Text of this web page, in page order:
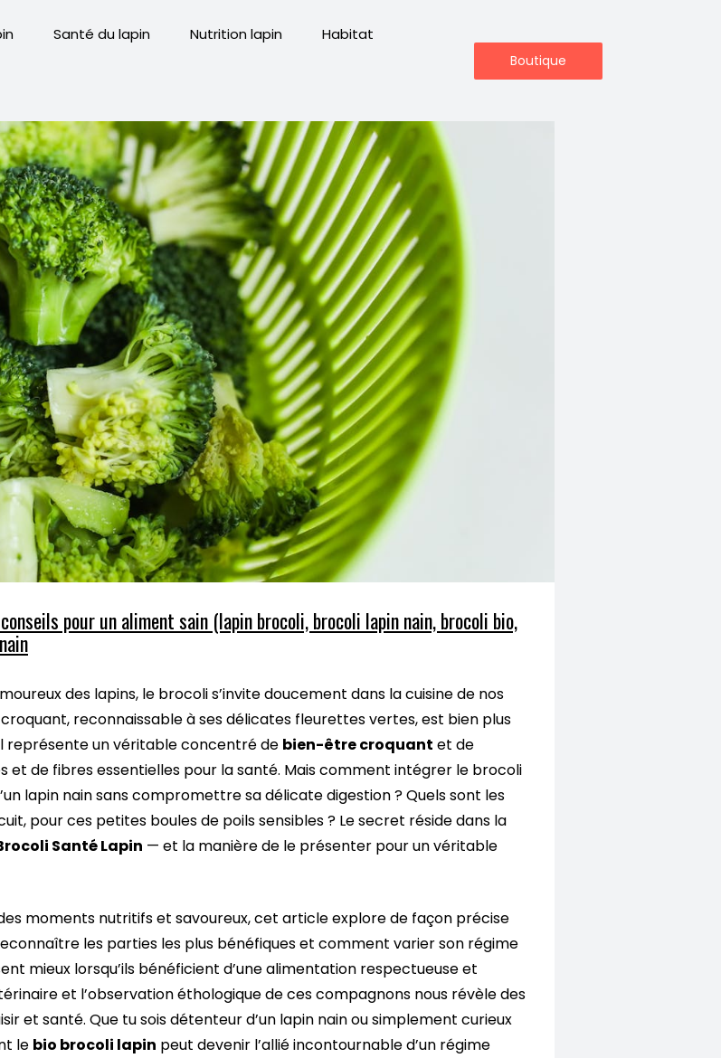
Santé du lapin Nutrition lapin Habitat
Boutique
pour un aliment sain (lapin brocoli, brocoli lapin nain, brocoli bio,
des lapins, le brocoli s’invite doucement dans la cuisine de nos
reconnaissable à ses délicates fleurettes vertes, est bien plus
représente un véritable concentré de bien-être croquant et de
et de fibres essentielles pour la santé. Mais comment intégrer le brocoli
lapin nain sans compromettre sa délicate digestion ? Quels sont les
pour ces petites boules de poils sensibles ? Le secret réside dans la
Santé Lapin — et la manière de le présenter pour un véritable
moments nutritifs et savoureux, cet article explore de façon précise
les parties les plus bénéfiques et comment varier son régime
mieux lorsqu’ils bénéficient d’une alimentation respectueuse et
et l’observation éthologique de ces compagnons nous révèle des
et santé. Que tu sois détenteur d’un lapin nain ou simplement curieux
le bio brocoli lapin peut devenir l’allié incontournable d’un régime